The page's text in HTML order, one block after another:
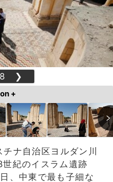
❯
+
ナ自治区ヨルダン川
紀のイスラム遺跡
、中東で最も子細な